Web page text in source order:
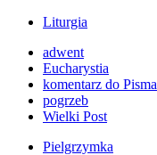
Liturgia
adwent
Eucharystia
komentarz do Pisma
pogrzeb
Wielki Post
Pielgrzymka